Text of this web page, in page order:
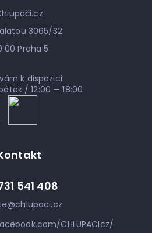
3065/32
00 Praha 5
k dispozici:
/ 12:00 — 18:00
@chlupaci.cz
541 408
CHLUPACIcz/